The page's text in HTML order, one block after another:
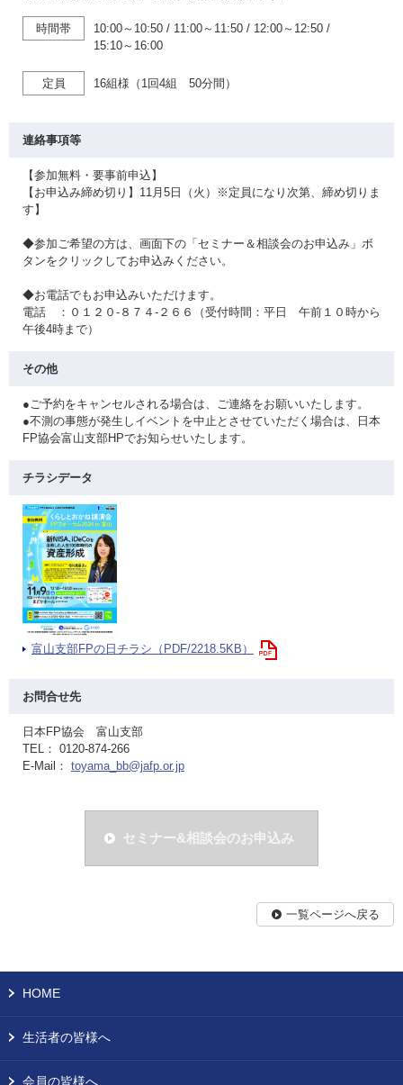
時間帯 10:00～10:50 / 11:00～11:50 / 12:00～12:50 /
15:10～16:00
定員 16組様（1回4組 50分間）
連絡事項等
【参加無料・要事前申込】
【お申込み締め切り】11月5日（火）※定員になり次第、締め切りま
す】
◆参加ご希望の方は、画面下の「セミナー＆相談会のお申込み」ボ
タンをクリックしてお申込みください。
◆お電話でもお申込みいただけます。
電話 ：０１２０-８７４-２６６（受付時間：平日 午前１０時から
午後4時まで）
その他
●ご予約をキャンセルされる場合は、ご連絡をお願いいたします。
●不測の事態が発生しイベントを中止とさせていただく場合は、日本
FP協会富山支部HPでお知らせいたします。
チラシデータ
富山支部FPの日チラシ（PDF/2218.5KB）
お問合せ先
日本FP協会 富山支部
TEL： 0120-874-266
E-Mail： toyama_bb@jafp.or.jp
セミナー&相談会のお申込み
一覧ページへ戻る
HOME
生活者の皆様へ
会員の皆様へ